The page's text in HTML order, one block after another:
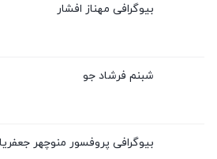
بیوگرافی مهناز افشار
شبنم فرشاد جو
بیوگرافی پروفسور منوچهر